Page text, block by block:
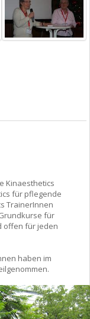
Kinaesthetics
für pflegende
TrainerInnen
für
offen für jeden
haben im